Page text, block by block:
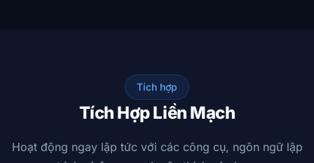
Tích hợp
Tích Hợp Liền Mạch
Hoạt động ngay lập tức với các công cụ, ngôn ngữ lập